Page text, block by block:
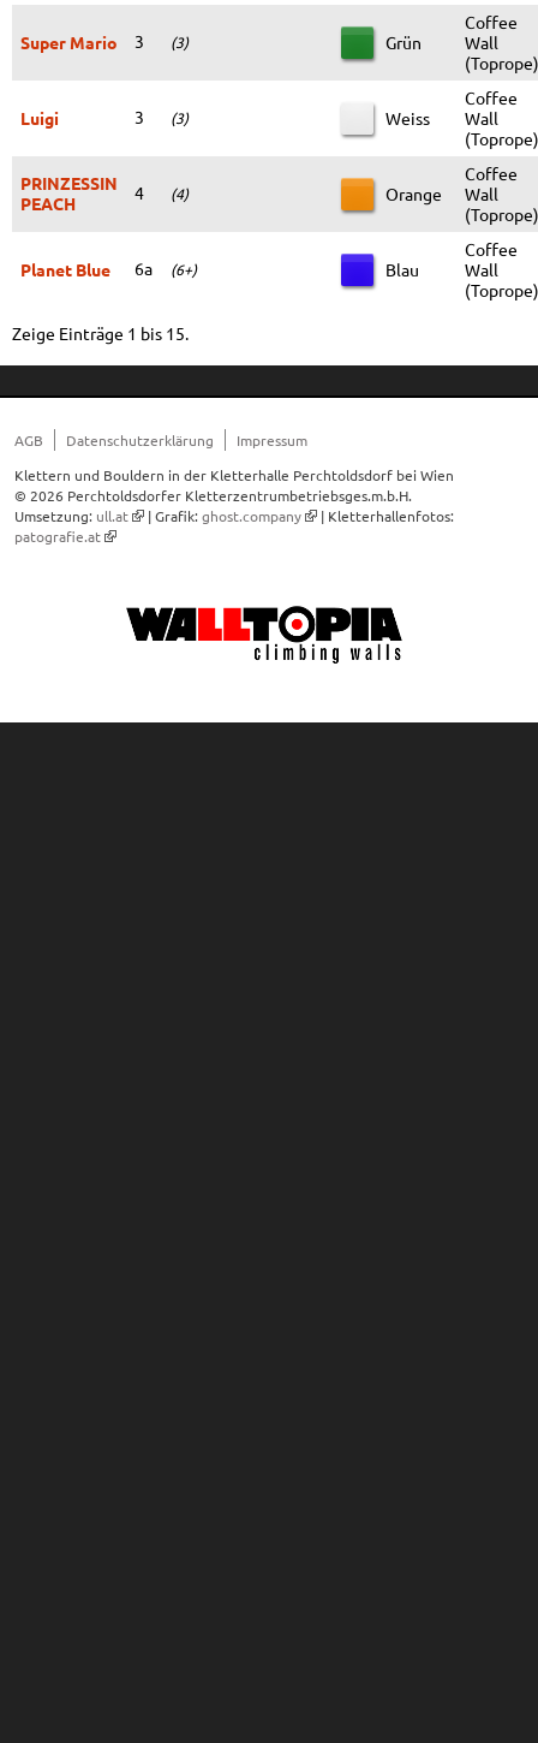
Super Mario 3 (3) Grün
Coffee
Wall
(Toprope)
Luigi 3 (3) Weiss
Coffee
Wall
(Toprope)
PRINZESSIN
PEACH
4 (4) Orange
Coffee
Wall
(Toprope)
Planet Blue 6a (6+) Blau
Coffee
Wall
(Toprope)
Zeige Einträge 1 bis 15.
AGB Datenschutzerklärung
Impressum
Klettern und Bouldern in der Kletterhalle Perchtoldsdorf bei Wien
© 2026 Perchtoldsdorfer Kletterzentrumbetriebsges.m.b.H.
Umsetzung: ull.at | Grafik:ghost.company
| Kletterhallenfotos:
patografie.at